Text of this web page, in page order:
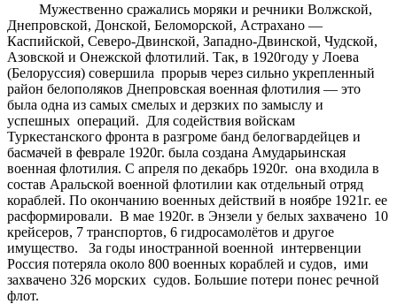
Мужественно сражались моряки и речники Волжской,
Днепровской, Донской, Беломорской, Астрахано —
Каспийской, Северо-Двинской, Западно-Двинской, Чудской,
Азовской и Онежской флотилий. Так, в 1920году у Лоева
(Белоруссия) совершила прорыв через сильно укрепленный
район белополяков Днепровская военная флотилия — это
была одна из самых смелых и дерзких по замыслу и
успешных операций. Для содействия войскам
Туркестанского фронта в разгроме банд белогвардейцев и
басмачей в феврале 1920г. была создана Амударьинская
военная флотилия. С апреля по декабрь 1920г. она входила в
состав Аральской военной флотилии как отдельный отряд
кораблей. По окончанию военных действий в ноябре 1921г. ее
расформировали. В мае 1920г. в Энзели у белых захвачено 10
крейсеров, 7 транспортов, 6 гидросамолётов и другое
имущество. За годы иностранной военной интервенции
Россия потеряла около 800 военных кораблей и судов, ими
захвачено 326 морских судов. Большие потери понес речной
флот.